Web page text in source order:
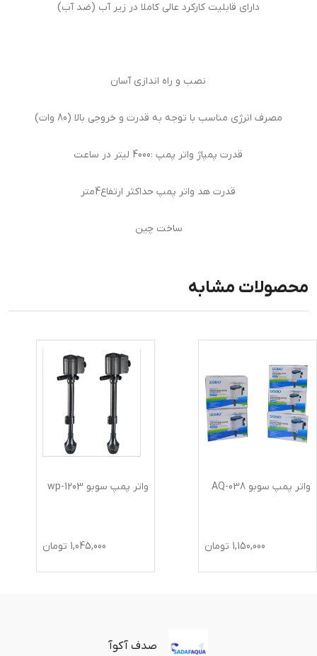
دارای قابلیت کارکرد عالی کاملا در زیر آب (ضد آب)
نصب و راه اندازی آسان
مصرف انرژی مناسب با توجه به قدرت و خروجی بالا (80 وات)
قدرت پمپاژ واتر پمپ :4000 لیتر در ساعت
قدرت هد واتر پمپ حداکثر ارتفاع4متر
ساخت چین
محصولات مشابه
واتر پمپ سوبو AQ-038
1,150,000 تومان
واتر پمپ سوبو wp-1203
1,045,000 تومان
صدف آکوآ